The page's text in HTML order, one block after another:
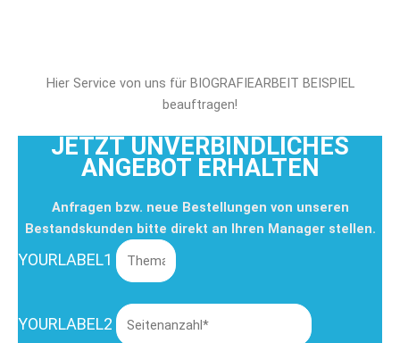
Hier Service von uns für BIOGRAFIEARBEIT BEISPIEL
beauftragen!
JETZT UNVERBINDLICHES
ANGEBOT ERHALTEN
Anfragen bzw. neue Bestellungen von unseren
Bestandskunden bitte direkt an Ihren Manager stellen.
YOURLABEL1
YOURLABEL2